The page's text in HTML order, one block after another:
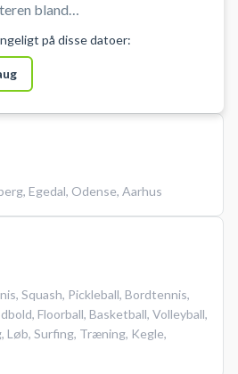
blander
de varme
rundt i
får en dejlig
din billet til
på disse datoer:
, Egedal, Odense, Aarhus
, Squash, Pickleball, Bordtennis,
, Floorball, Basketball, Volleyball,
, Løb, Surfing, Træning, Kegle,